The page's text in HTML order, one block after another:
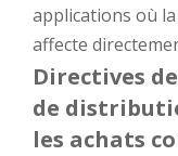
applications où
affecte
Directives
de
les achats